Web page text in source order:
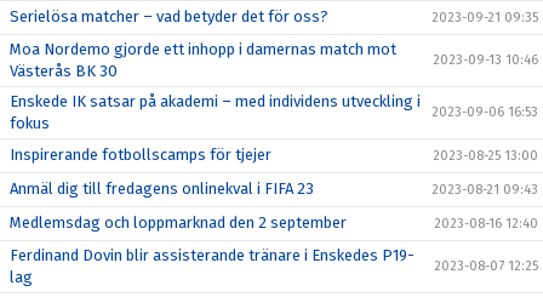
Serielösa matcher – vad betyder det för oss? 2023-09-21 09:35
Moa Nordemo gjorde ett inhopp i damernas match mot
Västerås BK 30
2023-09-13 10:46
Enskede IK satsar på akademi – med individens utveckling i
fokus
2023-09-06 16:53
Inspirerande fotbollscamps för tjejer 2023-08-25 13:00
Anmäl dig till fredagens onlinekval i FIFA 23 2023-08-21 09:43
Medlemsdag och loppmarknad den 2 september 2023-08-16 12:40
Ferdinand Dovin blir assisterande tränare i Enskedes P19-
lag
2023-08-07 12:25